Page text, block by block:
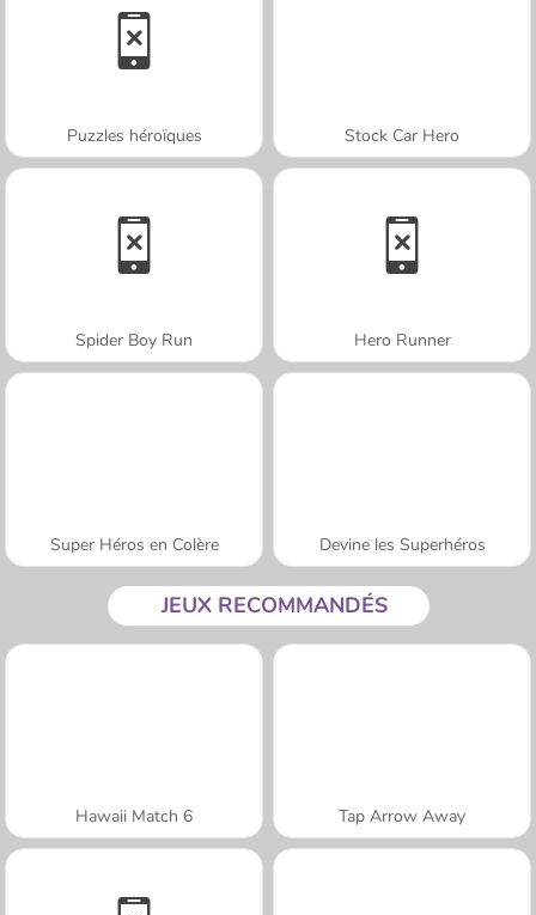
Puzzles héroïques Stock Car Hero
Spider Boy Run Hero Runner
Super Héros en Colère Devine les Superhéros
JEUX RECOMMANDÉS
Hawaii Match 6 Tap Arrow Away